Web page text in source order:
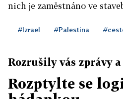
nich je zaměstnáno ve
#Izrael #Palestina
Rozrušily vás zprávy
Rozptylte se